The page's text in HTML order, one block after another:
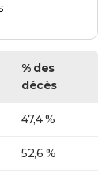
% des
décès
47,4 %
52,6 %